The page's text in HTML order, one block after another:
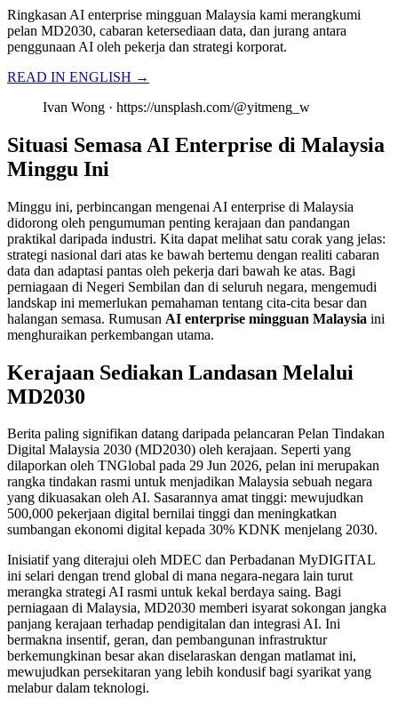
Ringkasan AI enterprise mingguan Malaysia kami merangkumi
pelan MD2030, cabaran ketersediaan data, dan jurang antara
penggunaan AI oleh pekerja dan strategi korporat.
READ IN ENGLISH →
Ivan Wong · https://unsplash.com/@yitmeng_w
Situasi Semasa AI Enterprise di Malaysia
Minggu Ini
Minggu ini, perbincangan mengenai AI enterprise di Malaysia
didorong oleh pengumuman penting kerajaan dan pandangan
praktikal daripada industri. Kita dapat melihat satu corak yang jelas:
strategi nasional dari atas ke bawah bertemu dengan realiti cabaran
data dan adaptasi pantas oleh pekerja dari bawah ke atas. Bagi
perniagaan di Negeri Sembilan dan di seluruh negara, mengemudi
landskap ini memerlukan pemahaman tentang cita-cita besar dan
halangan semasa. Rumusan AI enterprise mingguan Malaysia ini
menghuraikan perkembangan utama.
Kerajaan Sediakan Landasan Melalui
MD2030
Berita paling signifikan datang daripada pelancaran Pelan Tindakan
Digital Malaysia 2030 (MD2030) oleh kerajaan. Seperti yang
dilaporkan oleh TNGlobal pada 29 Jun 2026, pelan ini merupakan
rangka tindakan rasmi untuk menjadikan Malaysia sebuah negara
yang dikuasakan oleh AI. Sasarannya amat tinggi: mewujudkan
500,000 pekerjaan digital bernilai tinggi dan meningkatkan
sumbangan ekonomi digital kepada 30% KDNK menjelang 2030.
Inisiatif yang diterajui oleh MDEC dan Perbadanan MyDIGITAL
ini selari dengan trend global di mana negara-negara lain turut
merangka strategi AI rasmi untuk kekal berdaya saing. Bagi
perniagaan di Malaysia, MD2030 memberi isyarat sokongan jangka
panjang kerajaan terhadap pendigitalan dan integrasi AI. Ini
bermakna insentif, geran, dan pembangunan infrastruktur
berkemungkinan besar akan diselaraskan dengan matlamat ini,
mewujudkan persekitaran yang lebih kondusif bagi syarikat yang
melabur dalam teknologi.